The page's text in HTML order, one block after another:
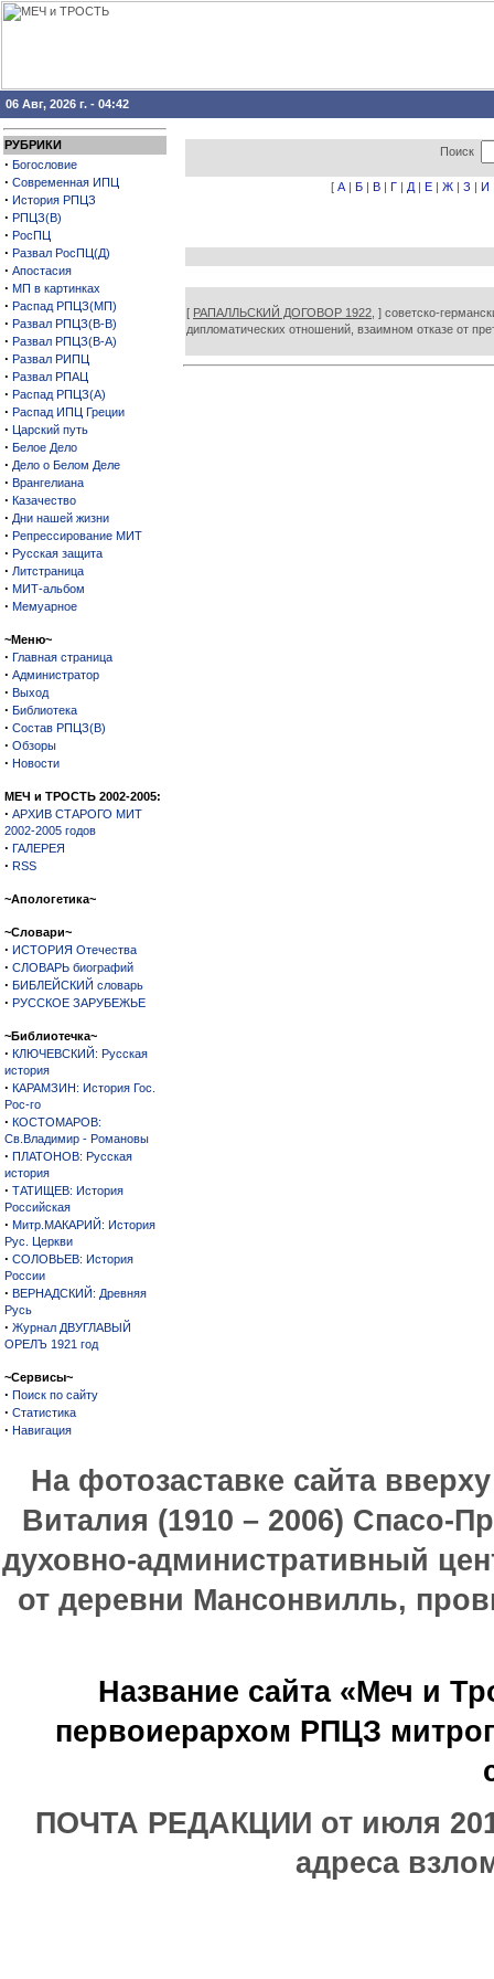
06 Авг, 2026 г. - 04:42
РУБРИКИ
· Богословие
· Современная ИПЦ
· История РПЦЗ
· РПЦЗ(В)
· РосПЦ
· Развал РосПЦ(Д)
· Апостасия
· МП в картинках
· Распад РПЦЗ(МП)
· Развал РПЦЗ(В-В)
· Развал РПЦЗ(В-А)
· Развал РИПЦ
· Развал РПАЦ
· Распад РПЦЗ(А)
· Распад ИПЦ Греции
· Царский путь
· Белое Дело
· Дело о Белом Деле
· Врангелиана
· Казачество
· Дни нашей жизни
· Репрессирование МИТ
· Русская защита
· Литстраница
· МИТ-альбом
· Мемуарное
~Меню~
· Главная страница
· Администратор
· Выход
· Библиотека
· Состав РПЦЗ(В)
· Обзоры
· Новости
МЕЧ и ТРОСТЬ 2002-2005:
· АРХИВ СТАРОГО МИТ
2002-2005 годов
· ГАЛЕРЕЯ
· RSS
~Апологетика~
~Словари~
· ИСТОРИЯ Отечества
· СЛОВАРЬ биографий
· БИБЛЕЙСКИЙ словарь
· РУССКОЕ ЗАРУБЕЖЬЕ
~Библиотечка~
· КЛЮЧЕВСКИЙ: Русская
история
· КАРАМЗИН: История Гос.
Рос-го
· КОСТОМАРОВ:
Св.Владимир - Романовы
· ПЛАТОНОВ: Русская
история
· ТАТИЩЕВ: История
Российская
· Митр.МАКАРИЙ: История
Рус. Церкви
· СОЛОВЬЕВ: История
России
· ВЕРНАДСКИЙ: Древняя
Русь
· Журнал ДВУГЛАВЫЙ
ОРЕЛЪ 1921 год
~Сервисы~
· Поиск по сайту
· Статистика
· Навигация
Поиск
[ А | Б | В | Г | Д | Е | Ж | З | И
[ РАПАЛЛЬСКИЙ ДОГОВОР 1922, ] советско-
дипломатических отношений, взаимном отказе от
На фотозаставке сайта
Виталия (1910 – 2006) Спасо-
духовно-административный
от деревни Мансонвилль,
Название сайта «Меч и
первоиерархом РПЦЗ
ПОЧТА РЕДАКЦИИ от июля
адреса